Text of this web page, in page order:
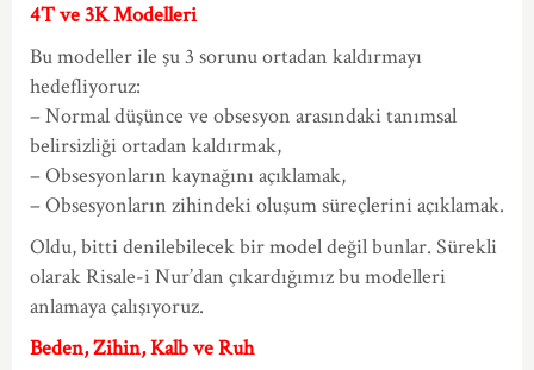
4T ve 3K Modelleri
Bu modeller ile şu 3 sorunu ortadan kaldırmayı
hedefliyoruz:
– Normal düşünce ve obsesyon arasındaki tanımsal
belirsizliği ortadan kaldırmak,
– Obsesyonların kaynağını açıklamak,
– Obsesyonların zihindeki oluşum süreçlerini açıklamak.
Oldu, bitti denilebilecek bir model değil bunlar. Sürekli
olarak Risale-i Nur’dan çıkardığımız bu modelleri
anlamaya çalışıyoruz.
Beden, Zihin, Kalb ve Ruh